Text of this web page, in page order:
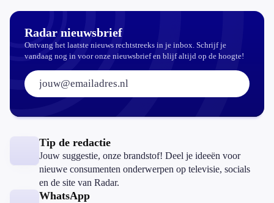
Radar nieuwsbrief
Ontvang het laatste nieuws rechtstreeks in je inbox. Schrijf je
vandaag nog in voor onze nieuwsbrief en blijf altijd op de hoogte!
E-mailadres:
Tip de redactie
Jouw suggestie, onze brandstof! Deel je ideeën voor
nieuwe consumenten onderwerpen op televisie, socials
en de site van Radar.
WhatsApp